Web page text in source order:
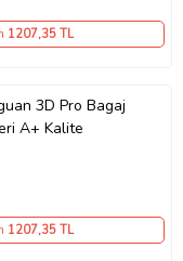
kargoda zarar
%100
1207,35 TL
3D Pro Bagaj
A+ Kalite
1207,35 TL